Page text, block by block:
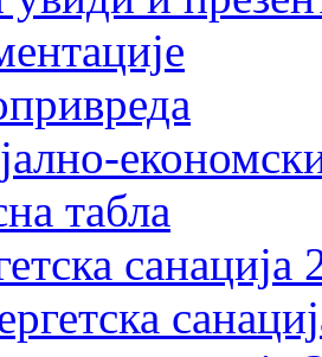
табла
санација